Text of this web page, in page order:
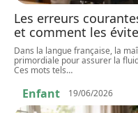
Les erreurs
et comment les
Dans la langue française, la
primordiale pour assurer la
Ces mots tels…
Enfant 19/06/2026